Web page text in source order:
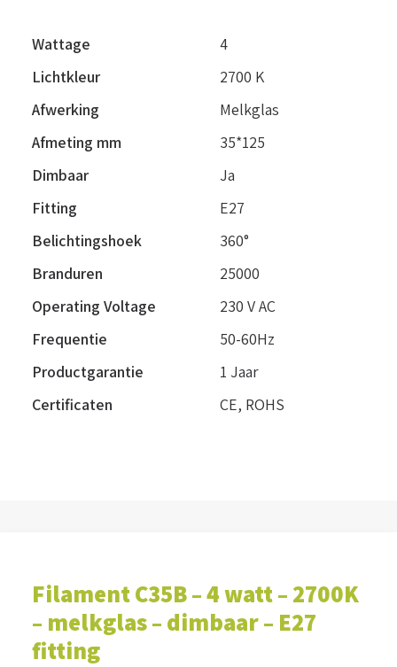
Wattage
4
Lichtkleur
2700 K
Afwerking
Melkglas
Afmeting mm
35*125
Dimbaar
Ja
Fitting
E27
Belichtingshoek
360°
Branduren
25000
Operating Voltage
230 V AC
Frequentie
50-60Hz
Productgarantie
1 Jaar
Certificaten
CE, ROHS
Filament C35B – 4 watt – 2700K
– melkglas – dimbaar – E27
fitting